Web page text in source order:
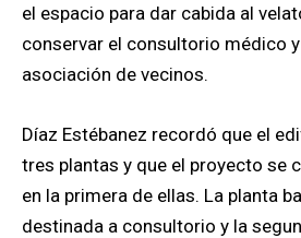
el espacio para dar cabida al
conservar el consultorio médico
asociación de vecinos.
Díaz Estébanez recordó que el
tres plantas y que el proyecto se
en la primera de ellas. La planta
destinada a consultorio y la